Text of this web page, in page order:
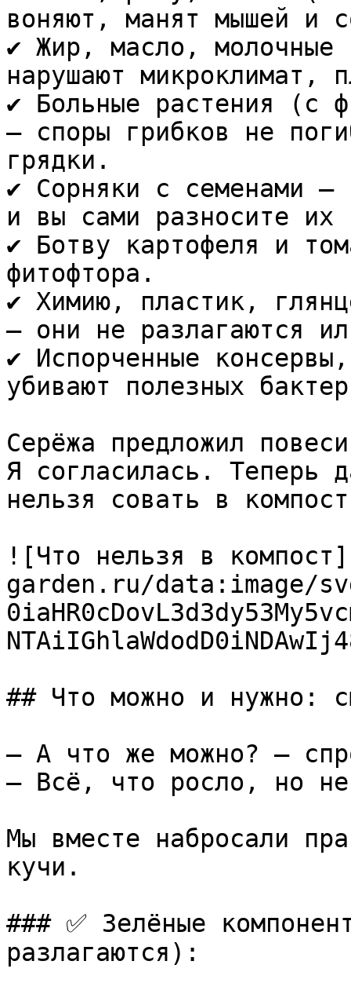
воняют, манят мышей
✔️ Жир, масло, молочные
нарушают
✔️ Больные растения (с
— споры грибков не
грядки.
✔️ Сорняки с семенами —
и вы сами разносите
✔️ Ботву картофеля и
фитофтора.
✔️ Химию, пластик,
— они не разлагаются
✔️ Испорченные
убивают полезных
Серёжа предложил
Я согласилась. Теперь
нельзя совать в
![Что нельзя в
garden.ru/data:image/
## Что можно и нужно:
— А что же можно? —
— Всё, что росло, но
Мы вместе набросали
кучи.
### ✅ Зелёные
разлагаются):